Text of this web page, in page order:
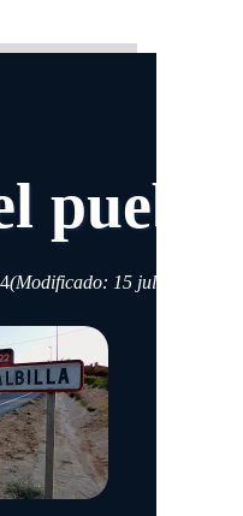
(Modificado: 15 julio, 2025)